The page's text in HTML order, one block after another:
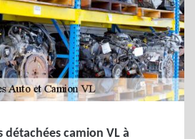
détachées camion VL à